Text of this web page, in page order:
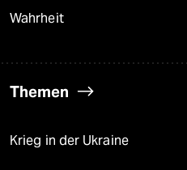
Wahrheit
Themen
Krieg in der Ukraine